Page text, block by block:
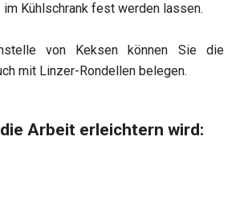
Kühlschrank fest werden lassen.
von Keksen können Sie die
mit Linzer-Rondellen belegen.
Arbeit erleichtern wird: